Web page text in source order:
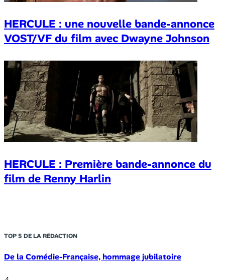
HERCULE : une nouvelle bande-annonce
VOST/VF du film avec Dwayne Johnson
HERCULE : Première bande-annonce du
film de Renny Harlin
TOP 5 DE LA RÉDACTION
De la Comédie-Française, hommage jubilatoire